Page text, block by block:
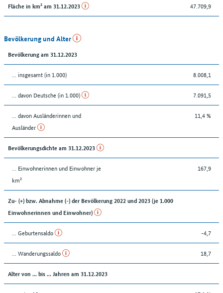
Fläche in km² am 31.12.2023 47.709,9
Bevölkerung und Alter
Bevölkerung am 31.12.2023
... insgesamt (in 1.000) 8.008,1
... davon Deutsche (in 1.000) 7.091,5
... davon Ausländerinnen und
Ausländer
11,4 %
Bevölkerungsdichte am 31.12.2023
… Einwohnerinnen und Einwohner je
km²
167,9
Zu- (+) bzw. Abnahme (-) der Bevölkerung 2022 und 2023 (je 1.000
Einwohnerinnen und Einwohner)
... Geburtensaldo -4,7
... Wanderungssaldo 18,7
Alter von ... bis ... Jahren am 31.12.2023